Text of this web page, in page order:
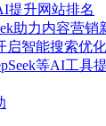
提升网站排名
助力内容营销
启智能搜索优
等AI工具